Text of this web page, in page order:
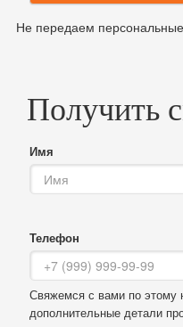
Не передаем
Получить
Имя
Телефон
Свяжемся с вами по этому
дополнительные детали